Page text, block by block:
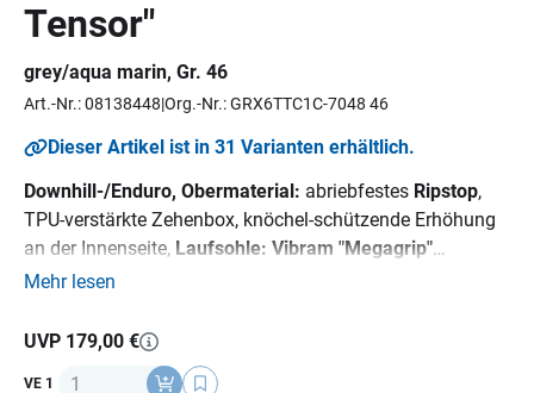
Tensor"
grey/aqua marin, Gr. 46
Art.-Nr.: 08138448 Org.-Nr.: GRX6TTC1C-7048 46
Dieser Artikel ist in 31 Varianten erhältlich.
Downhill-/Enduro, Obermaterial: abriebfestes Ripstop,
TPU-verstärkte Zehenbox, knöchel-schützende Erhöhung
an der Innenseite, Laufsohle: Vibram "Megagrip"
Gummisohle mit EVA-Mittelsohle, SPD-Aufnahme,
ergonomischer Ergolace-Schnürverschluss +
Mehr lesen
UVP 179,00 €
VE 1 Anzahl